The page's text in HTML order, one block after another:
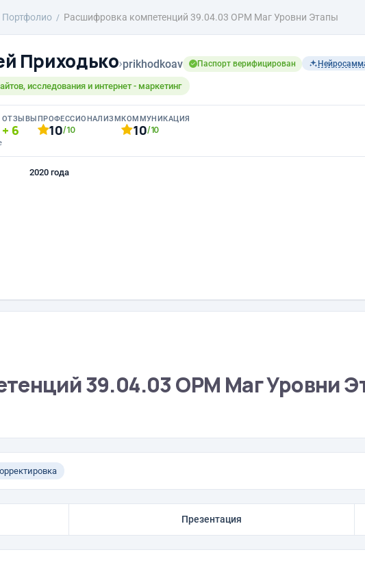
Портфолио Расшифровка компетенций 39.04.03 ОРМ Маг Уровни Этапы
Приходько›prikhodkoav Паспорт верифицирован
исследования и интернет - маркетинг
ОТЗЫВЫ
6
ПРОФЕССИОНАЛИЗМ
10/10
КОММУНИКАЦИЯ
10/10
2020 года
39.04.03 ОРМ Маг Уровни
Презентация